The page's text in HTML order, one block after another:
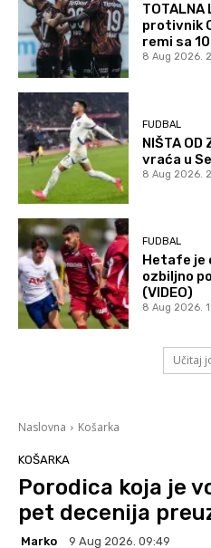
TOTALNA
protivnik
remi sa
8 Aug 2026.
FUDBAL
NIŠTA
vraća u
8 Aug 2026.
FUDBAL
Hetafe je
ozbiljno
(VIDEO)
8 Aug 2026.
Učitaj